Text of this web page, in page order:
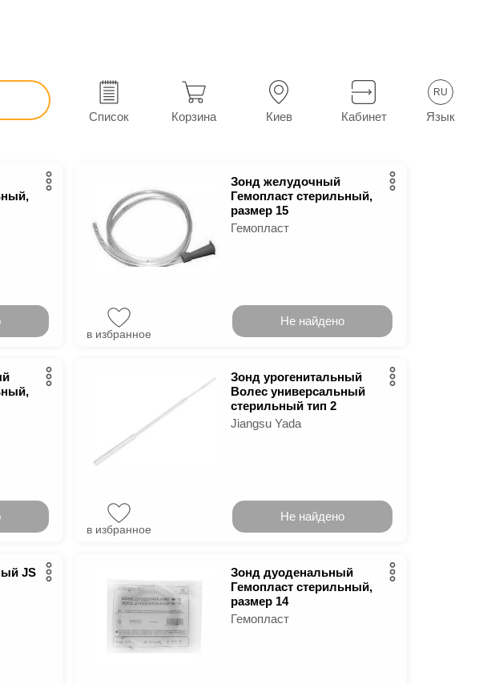
Список Корзина Киев Кабинет
RU
Язык
в г.Киев
Зонд желудочный
Гемопласт стерильный,
размер 15
Гемопласт
в избранное
Не найдено
Зонд урогенитальный
Волес универсальный
стерильный тип 2
Jiangsu Yada
в избранное
Не найдено
JS
Зонд дуоденальный
Гемопласт стерильный,
размер 14
Гемопласт